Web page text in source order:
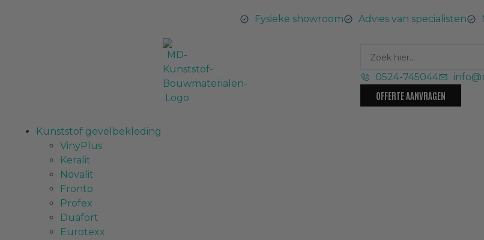
Fysieke showroom Advies van specialisten
0524-745044
OFFERTE AANVRAGEN
Kunststof gevelbekleding
VinyPlus
Keralit
Novalit
Fronto
Profex
Duafort
Eurotexx